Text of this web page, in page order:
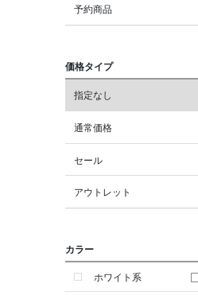
予約商品
価格タイプ
指定なし
通常価格
セール
アウトレット
カラー
ホワイト系